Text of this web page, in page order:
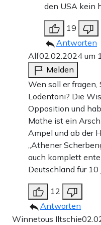
den USA kein
19
Antworten
Alf02.02.2024 um
Melden
Wen soll er fragen,
Lodentoni? Die
Opposition und
Mathe ist ein
Ampel und ab der
„Athener
auch komplett
Deutschland für 10
12
Antworten
Winnetous Iltschie